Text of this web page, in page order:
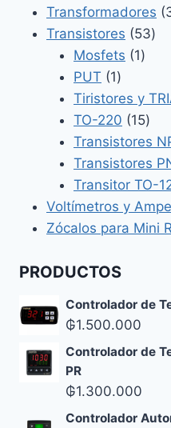
Transformadores
Transistores 5353
Mosfets 11
PUT 11
Tiristores y
TO-220 1515
Transistores
Transistores
Transitor TO-
Voltímetros y
Zócalos para Mini
PRODUCTOS
Controlador de
₲1.500.000
Controlador de
PR
₲1.300.000
Controlador